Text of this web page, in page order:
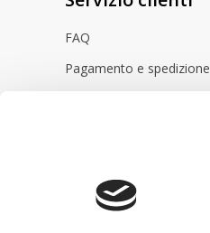
FAQ
Pagamento e spedizione